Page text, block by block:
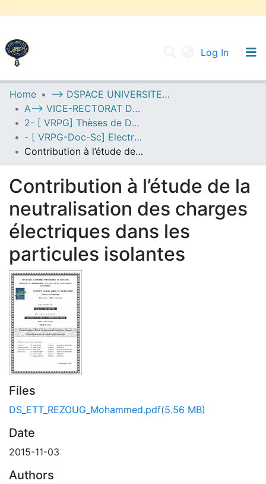
Log In
UNIVERSITY OF D.L SIDI BEL ABBES
Communities & Collections
All of DSpace
Statistics
Home
--> DSPACE UNIVERSITE DJILALLI LIABES DE SIDI BEL ABBES
A--> VICE-RECTORAT DE LA POST-GRADUATION
2- [ VRPG] Thèses de Doctorat en Sciences
- [ VRPG-Doc-Sc] Electrotechnique --- كهروتقني
Contribution à l’étude de la neutralisation des charges électriques dans les particules isolantes
Contribution à l’étude de la
neutralisation des charges
électriques dans les
particules isolantes
Files
DS_ETT_REZOUG_Mohammed.pdf(5.56 MB)
Date
2015-11-03
Authors